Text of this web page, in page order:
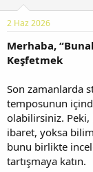
b
a
ş
a
a
n
ç
t
a
i
h
i
2 Haz 2026
Merhaba,
Keşfetmek
Son zamanlarda
temposunun
olabilirsiniz.
ibaret, yoksa
bunu birlikte
tartışmaya katın.